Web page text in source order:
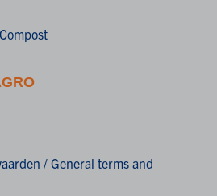
/ General terms and